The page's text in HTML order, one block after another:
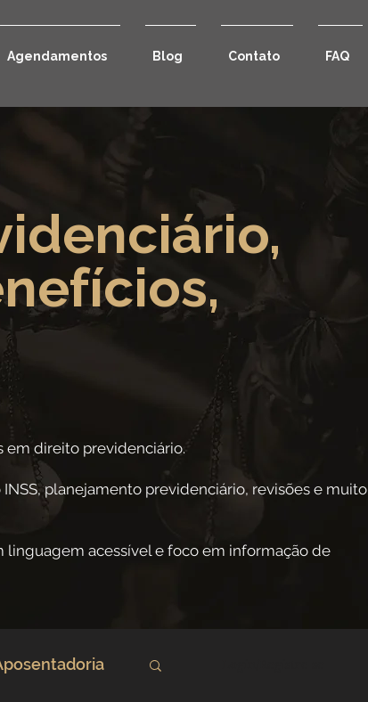
Agendamentos Blog Contato FAQ
em direito previdenciário.
planejamento previdenciário, revisões e muito
linguagem acessível e foco em informação de